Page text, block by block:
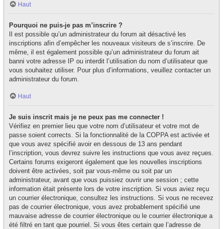
Haut
Pourquoi ne puis-je pas m’inscrire ?
Il est possible qu’un administrateur du forum ait désactivé les
inscriptions afin d’empêcher les nouveaux visiteurs de s’inscrire. De
même, il est également possible qu’un administrateur du forum ait
banni votre adresse IP ou interdit l’utilisation du nom d’utilisateur que
vous souhaitez utiliser. Pour plus d’informations, veuillez contacter un
administrateur du forum.
Haut
Je suis inscrit mais je ne peux pas me connecter !
Vérifiez en premier lieu que votre nom d’utilisateur et votre mot de
passe soient corrects. Si la fonctionnalité de la COPPA est activée et
que vous avez spécifié avoir en dessous de 13 ans pendant
l’inscription, vous devrez suivre les instructions que vous avez reçues.
Certains forums exigeront également que les nouvelles inscriptions
doivent être activées, soit par vous-même ou soit par un
administrateur, avant que vous puissiez ouvrir une session ; cette
information était présente lors de votre inscription. Si vous aviez reçu
un courrier électronique, consultez les instructions. Si vous ne recevez
pas de courrier électronique, vous avez probablement spécifié une
mauvaise adresse de courrier électronique ou le courrier électronique a
été filtré en tant que pourriel. Si vous êtes certain que l’adresse de